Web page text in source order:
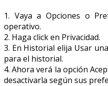
1. Vaya a Opciones o
operativo.
2. Haga click en Privacidad.
3. En Historial elija Usar
para el historial.
4. Ahora verá la opción
desactivarla según sus